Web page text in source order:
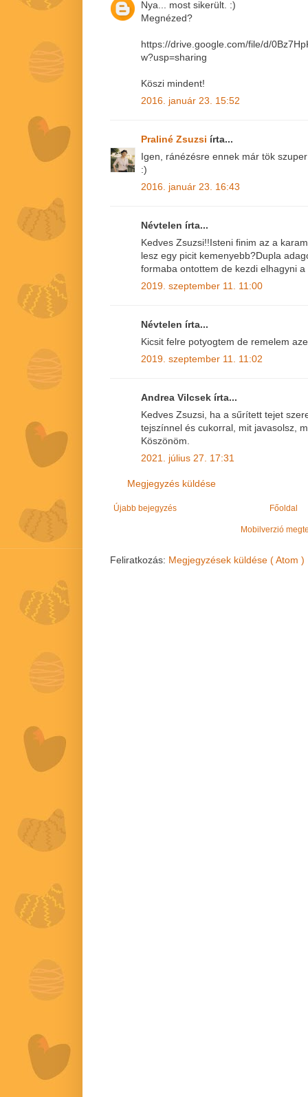
Nya... most sikerült. :)
Megnézed?
https://drive.google.com/file/d/
w?usp=sharing
Köszi mindent!
2016. január 23. 15:52
Praliné Zsuzsi írta...
Igen, ránézésre ennek már tök
:)
2016. január 23. 16:43
Névtelen írta...
Kedves Zsuzsi!!Isteni finim az a
lesz egy picit kemenyebb?Dupla
formaba ontottem de kezdi elhagyni a
2019. szeptember 11. 11:00
Névtelen írta...
Kicsit felre potyogtem de remelem
2019. szeptember 11. 11:02
Andrea Vilcsek írta...
Kedves Zsuzsi, ha a sűrített tejet
tejszínnel és cukorral, mit javasolsz,
Köszönöm.
2021. július 27. 17:31
Megjegyzés küldése
Újabb bejegyzés Főoldal
Mobilverzió
Feliratkozás: Megjegyzések küldése ( Atom )